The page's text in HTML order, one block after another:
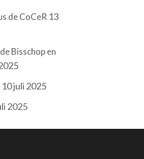
de CoCeR 13
Bisschop en
10 juli 2025
2025